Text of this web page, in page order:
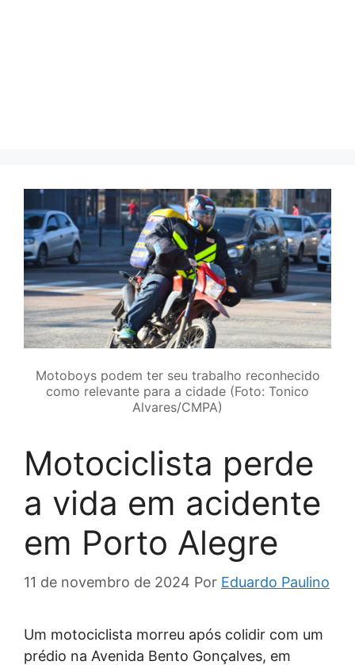
Motoboys podem ter seu trabalho reconhecido
como relevante para a cidade (Foto: Tonico
Alvares/CMPA)
Motociclista perde
a vida em acidente
em Porto Alegre
11 de novembro de 2024 Por Eduardo Paulino
Um motociclista morreu após colidir com um
prédio na Avenida Bento Gonçalves, em